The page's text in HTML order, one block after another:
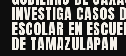
INVESTIGA CASOS
ESCOLAR EN
DE TAMAZULAPAN